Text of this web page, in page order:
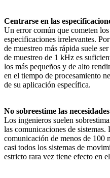
Centrarse en las
Un error común que cometen
especificaciones irrelevantes.
de muestreo más rápida suele
de muestreo de 1 kHz es
los más pequeños y de alto
en el tiempo de procesamiento
de su aplicación específica.
No sobreestime las
Los ingenieros suelen
las comunicaciones de
comunicación de menos de 100
casi todos los sistemas de
estricto rara vez tiene efecto en